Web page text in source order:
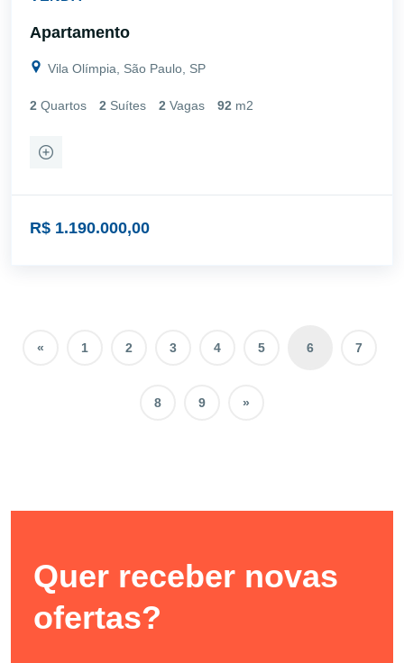
Apartamento
Vila Olímpia, São Paulo, SP
2 Quartos 2 Suítes 2 Vagas 92 m2
R$ 1.190.000,00
« 1 2 3 4 5 6 7
8 9 »
Quer receber novas
ofertas?